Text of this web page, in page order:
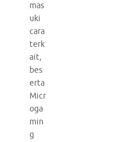
mas
uki
cara
terk
ait,
bes
erta
Micr
oga
min
g